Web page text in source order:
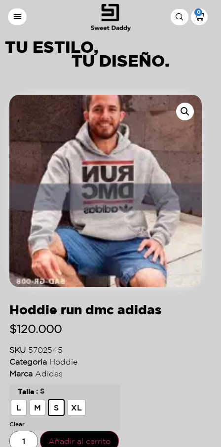
0
TU ESTILO,
TU DISEÑO.
Hoddie run dmc adidas
$120.000
SKU 5702545
Categoria Hoddie
Marca Adidas
Talla : S
L M S XL
Clear
Añadir al carrito